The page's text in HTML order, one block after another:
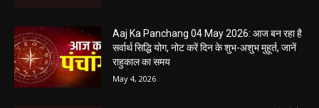
Aaj Ka Panchang 04 May 2026: आज बन रहा है
सर्वार्थ सिद्धि योग, नोट करें दिन के शुभ-अशुभ मुहूर्त, जानें
राहुकाल का समय
May 4, 2026